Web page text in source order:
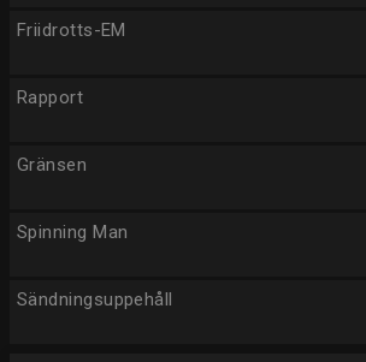
Friidrotts-EM
Rapport
Gränsen
Spinning Man
Sändningsuppehåll